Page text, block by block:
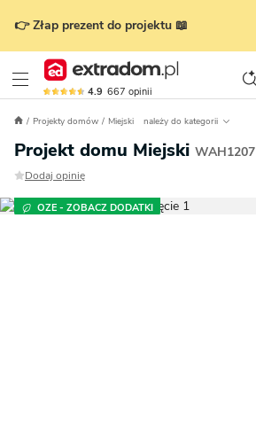
👉 Złap prezent do projektu 📖
4.9 667 opinii
Projekty domów Miejski należy do kategorii
Projekt domu Miejski WAH1207
Dodaj opinię
OZE - ZOBACZ DODATKI